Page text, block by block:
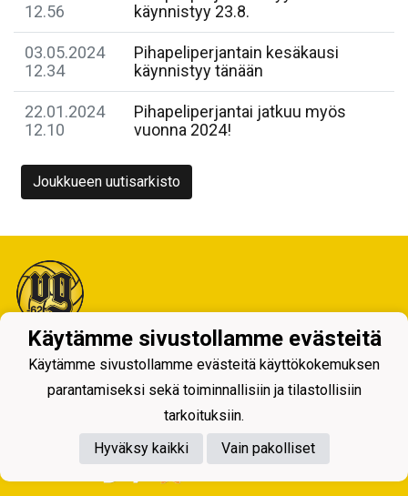
12.56
käynnistyy 23.8.
03.05.2024
12.34
Pihapeliperjantain kesäkausi
käynnistyy tänään
22.01.2024
12.10
Pihapeliperjantai jatkuu myös
vuonna 2024!
Joukkueen uutisarkisto
Tietosuojaseloste
Powered by
Käytämme sivustollamme evästeitä
Käytämme sivustollamme evästeitä käyttökokemuksen
parantamiseksi sekä toiminnallisiin ja tilastollisiin
tarkoituksiin.
Hyväksy kaikki
Vain pakolliset